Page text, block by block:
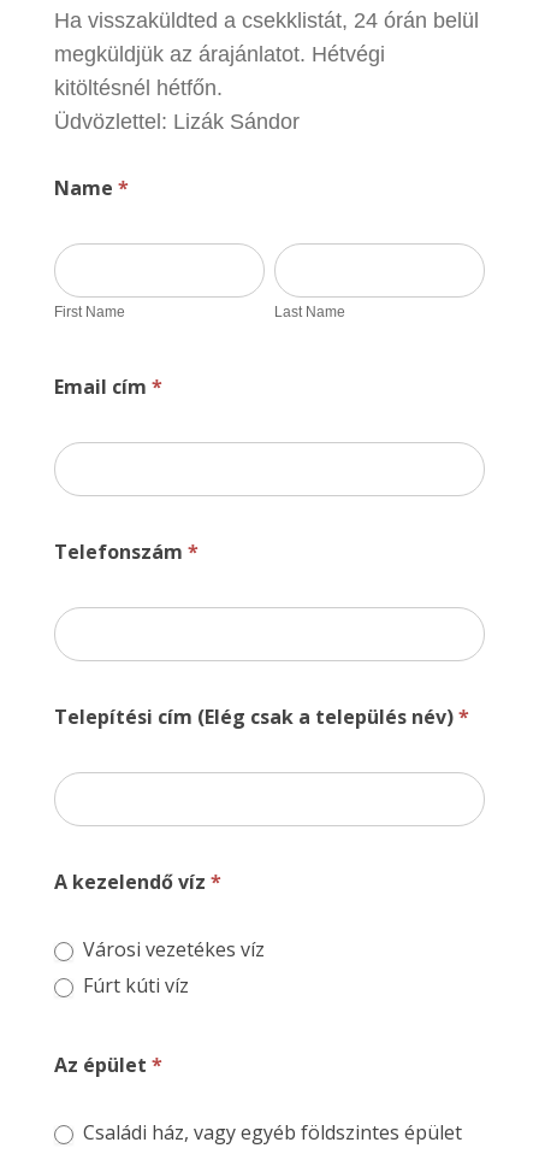
Ha visszaküldted a csekklistát, 24 órán belül
megküldjük az árajánlatot. Hétvégi
kitöltésnél hétfőn.
Üdvözlettel: Lizák Sándor
Name *
First
Name
First Name
Last
Name
Last Name
Email cím *
Telefonszám *
Telepítési cím (Elég csak a település név)*
A kezelendő víz *
Városi vezetékes víz
Fúrt kúti víz
Az épület *
Családi ház, vagy egyéb földszintes épület